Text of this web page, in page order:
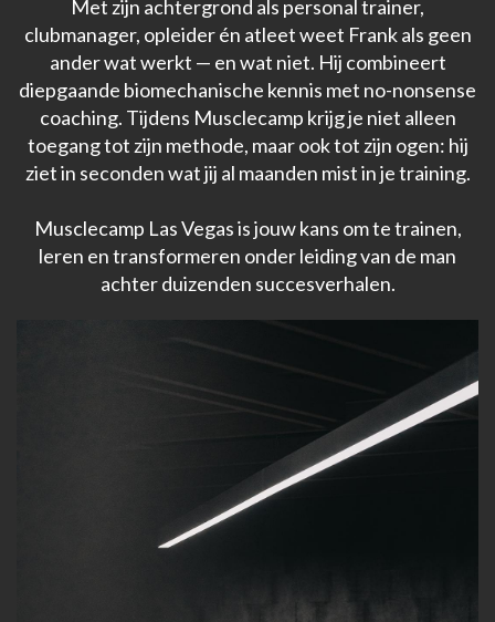
Met zijn achtergrond als personal trainer,
clubmanager, opleider én atleet weet Frank als geen
ander wat werkt — en wat niet. Hij combineert
diepgaande biomechanische kennis met no-nonsense
coaching. Tijdens Musclecamp krijg je niet alleen
toegang tot zijn methode, maar ook tot zijn ogen: hij
ziet in seconden wat jij al maanden mist in je training.
Musclecamp Las Vegas is jouw kans om te trainen,
leren en transformeren onder leiding van de man
achter duizenden succesverhalen.